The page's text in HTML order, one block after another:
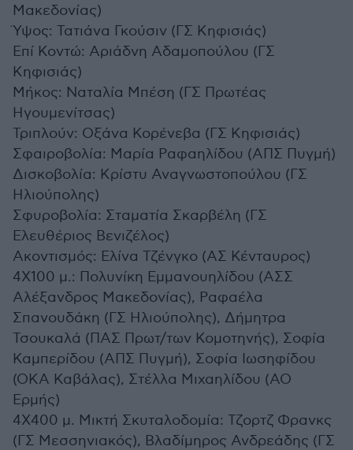
Μακεδονίας)
Ύψος: Τατιάνα Γκούσιν (ΓΣ Κηφισιάς)
Επί Κοντώ: Αριάδνη Αδαμοπούλου (ΓΣ
Κηφισιάς)
Μήκος: Ναταλία Μπέση (ΓΣ Πρωτέας
Ηγουμενίτσας)
Τριπλούν: Οξάνα Κορένεβα (ΓΣ Κηφισιάς)
Σφαιροβολία: Μαρία Ραφαηλίδου (ΑΠΣ Πυγμή)
Δισκοβολία: Κρίστυ Αναγνωστοπούλου (ΓΣ
Ηλιούπολης)
Σφυροβολία: Σταματία Σκαρβέλη (ΓΣ
Ελευθέριος Βενιζέλος)
Ακοντισμός: Ελίνα Τζένγκο (ΑΣ Κένταυρος)
4Χ100 μ.: Πολυνίκη Εμμανουηλίδου (ΑΣΣ
Αλέξανδρος Μακεδονίας), Ραφαέλα
Σπανουδάκη (ΓΣ Ηλιούπολης), Δήμητρα
Τσουκαλά (ΠΑΣ Πρωτ/των Κομοτηνής), Σοφία
Καμπερίδου (ΑΠΣ Πυγμή), Σοφία Ιωσηφίδου
(ΟΚΑ Καβάλας), Στέλλα Μιχαηλίδου (ΑΟ
Ερμής)
4Χ400 μ. Μικτή Σκυταλοδομία: Τζορτζ Φρανκς
(ΓΣ Μεσσηνιακός), Βλαδίμηρος Ανδρεάδης (ΓΣ